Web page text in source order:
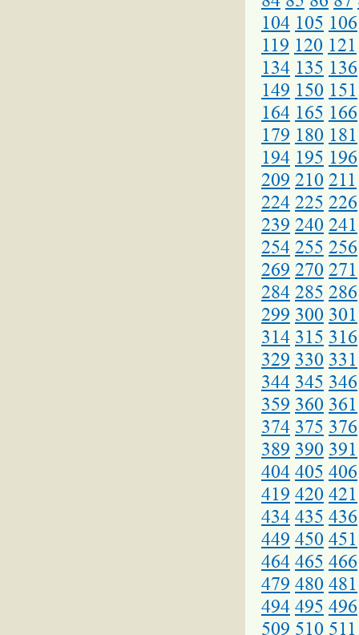
104 105 106
119 120 121
134 135 136
149 150 151
164 165 166
179 180 181
194 195 196
209 210 211
224 225 226
239 240 241
254 255 256
269 270 271
284 285 286
299 300 301
314 315 316
329 330 331
344 345 346
359 360 361
374 375 376
389 390 391
404 405 406
419 420 421
434 435 436
449 450 451
464 465 466
479 480 481
494 495 496
509 510 511